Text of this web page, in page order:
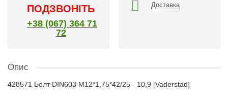
ПОДЗВОНІТЬ
+38 (067) 364 71
72
Доставка
Опис
428571 Болт DIN603 M12*1,75*42/25 - 10,9 [Vaderstad]